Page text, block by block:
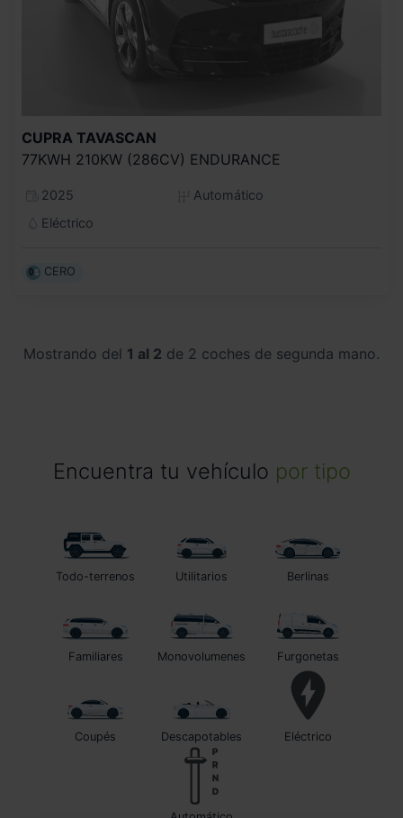
CUPRA TAVASCAN
77KWH 210KW (286CV) ENDURANCE
2025
Automático
Eléctrico
CERO
Mostrando del 1 al 2 de 2 coches de segunda mano.
Encuentra tu vehículo por tipo
Todo-terrenos Utilitarios Berlinas
Familiares Monovolumenes Furgonetas
Coupés Descapotables Eléctrico